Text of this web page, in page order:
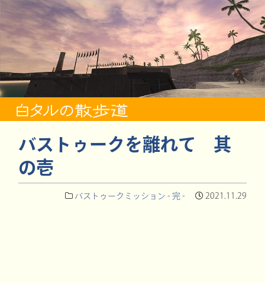
バストゥークを離れて 其
の壱
バストゥークミッション - 完 - 2021.11.29